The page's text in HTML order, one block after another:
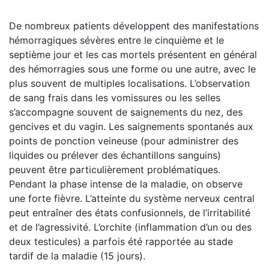
De nombreux patients développent des manifestations
hémorragiques sévères entre le cinquième et le
septième jour et les cas mortels présentent en général
des hémorragies sous une forme ou une autre, avec le
plus souvent de multiples localisations. L’observation
de sang frais dans les vomissures ou les selles
s’accompagne souvent de saignements du nez, des
gencives et du vagin. Les saignements spontanés aux
points de ponction veineuse (pour administrer des
liquides ou prélever des échantillons sanguins)
peuvent être particulièrement problématiques.
Pendant la phase intense de la maladie, on observe
une forte fièvre. L’atteinte du système nerveux central
peut entraîner des états confusionnels, de l’irritabilité
et de l’agressivité. L’orchite (inflammation d’un ou des
deux testicules) a parfois été rapportée au stade
tardif de la maladie (15 jours).